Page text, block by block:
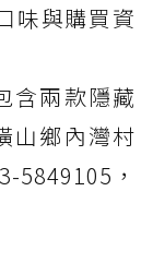
味與購買資
含兩款隱藏
山鄉內灣村
5849105，